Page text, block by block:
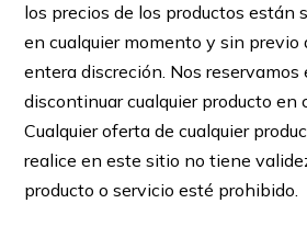
los precios de los productos están
en cualquier momento y sin previo
entera discreción. Nos reservamos
discontinuar cualquier producto en
Cualquier oferta de cualquier
realice en este sitio no tiene
producto o servicio esté prohibido.